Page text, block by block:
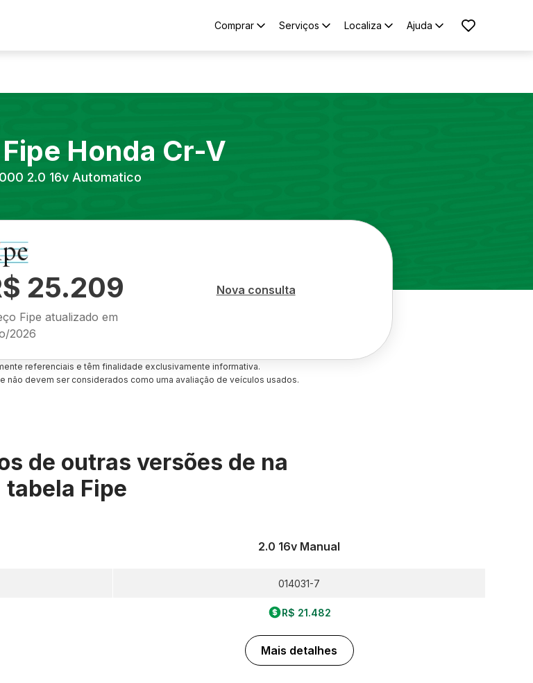
Comprar Serviços Localiza Ajuda
Honda Cr-V
2.0 16v Automatico
25.209
Fipe atualizado em
2026
Nova consulta
referenciais e têm finalidade exclusivamente informativa.
não devem ser considerados como uma avaliação de veículos usados.
de outras versões de na
tabela Fipe
2.0 16v Manual
014031-7
R$ 21.482
Mais detalhes